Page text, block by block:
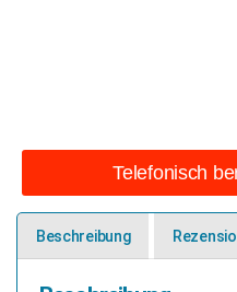
Telefonisch
Beschreibung